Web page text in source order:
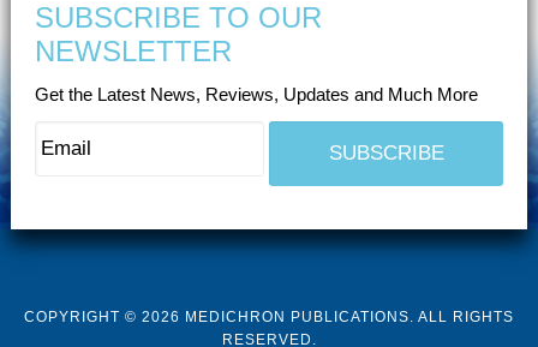
SUBSCRIBE TO OUR
NEWSLETTER
Get the Latest News, Reviews, Updates and Much More
COPYRIGHT © 2026 MEDICHRON PUBLICATIONS. ALL RIGHTS
RESERVED.